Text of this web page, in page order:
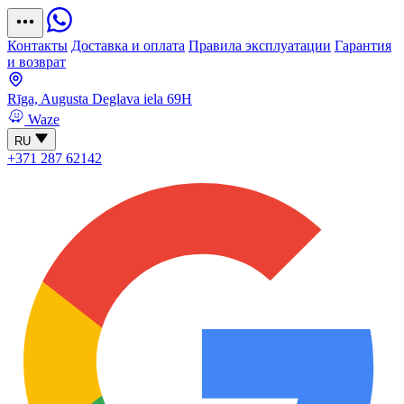
Контакты Доставка и оплата Правила эксплуатации Гарантия
и возврат
Rīga, Augusta Deglava iela 69H
Waze
RU
+371 287 62142